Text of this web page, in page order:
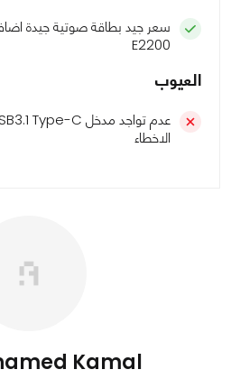
E2200
العيوب
الاخطاء
Kamal